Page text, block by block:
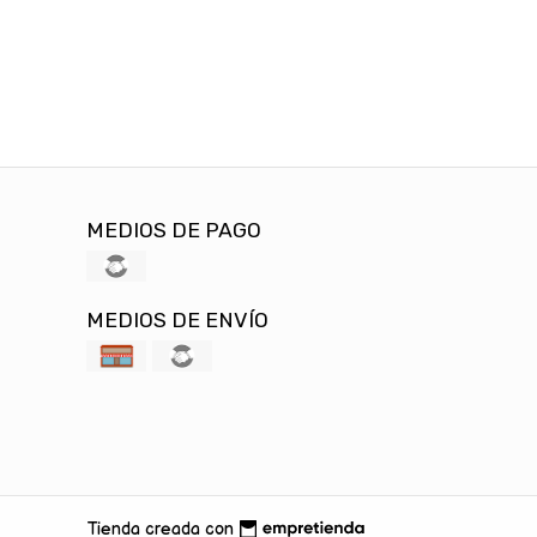
MEDIOS DE PAGO
MEDIOS DE ENVÍO
Tienda creada con